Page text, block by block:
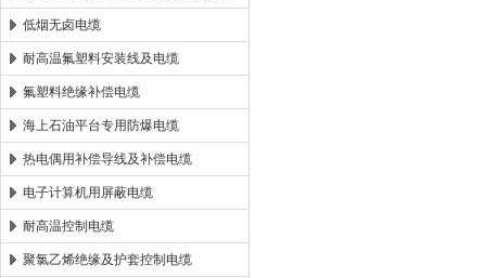
缆
低烟无卤电缆
耐高温氟塑料安装线及电缆
氟塑料绝缘补偿电缆
海上石油平台专用防爆电缆
热电偶用补偿导线及补偿电缆
电子计算机用屏蔽电缆
耐高温控制电缆
聚氯乙烯绝缘及护套控制电缆